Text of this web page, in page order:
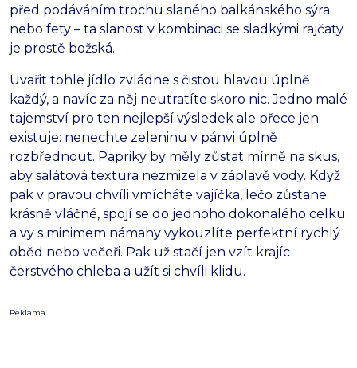
před podáváním trochu slaného balkánského sýra
nebo fety – ta slanost v kombinaci se sladkými rajčaty
je prostě božská.
Uvařit tohle jídlo zvládne s čistou hlavou úplně
každý, a navíc za něj neutratíte skoro nic. Jedno malé
tajemství pro ten nejlepší výsledek ale přece jen
existuje: nenechte zeleninu v pánvi úplně
rozbřednout. Papriky by měly zůstat mírně na skus,
aby salátová textura nezmizela v záplavě vody. Když
pak v pravou chvíli vmícháte vajíčka, lečo zůstane
krásně vláčné, spojí se do jednoho dokonalého celku
a vy s minimem námahy vykouzlíte perfektní rychlý
oběd nebo večeři. Pak už stačí jen vzít krajíc
čerstvého chleba a užít si chvíli klidu.
Reklama